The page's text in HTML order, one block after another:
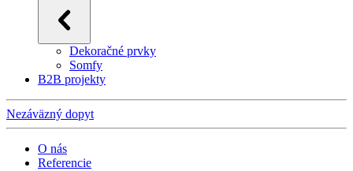
Dekoračné prvky
Somfy
B2B projekty
Nezáväzný dopyt
O nás
Referencie